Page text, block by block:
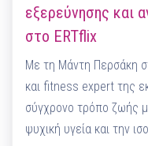
εξερεύνησης και
στο ERTflix
Με τη Μάντη Περσάκη
και fitness expert της
σύγχρονο τρόπο ζωής
ψυχική υγεία και την